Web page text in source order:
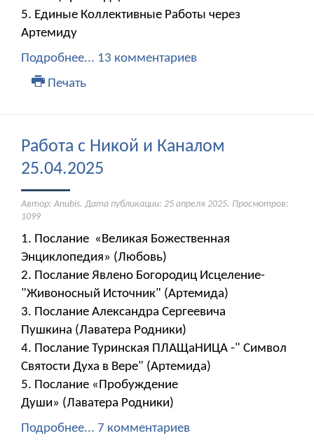
5. Единые Коллективные Работы через
Артемиду
Подробнее... 13 комментариев
Печать
Работа с Никой и Каналом
25.04.2025
Автор: Anubis. Дата публикации: 25 апреля 2025. Просмотров:
1099
1. Послание «Великая Божественная
Энциклопедия» (Любовь)
2. Послание Явлено Богородиц Исцеление-
"Живоносный Источник" (Артемида)
3. Послание Александра Сергеевича
Пушкина (Лаватера Родники)
4. Послание Туринская ПЛАЩаНИЦА -" Символ
Святости Духа в Вере" (Артемида)
5. Послание «Пробуждение
Души» (Лаватера Родники)
Подробнее... 7 комментариев